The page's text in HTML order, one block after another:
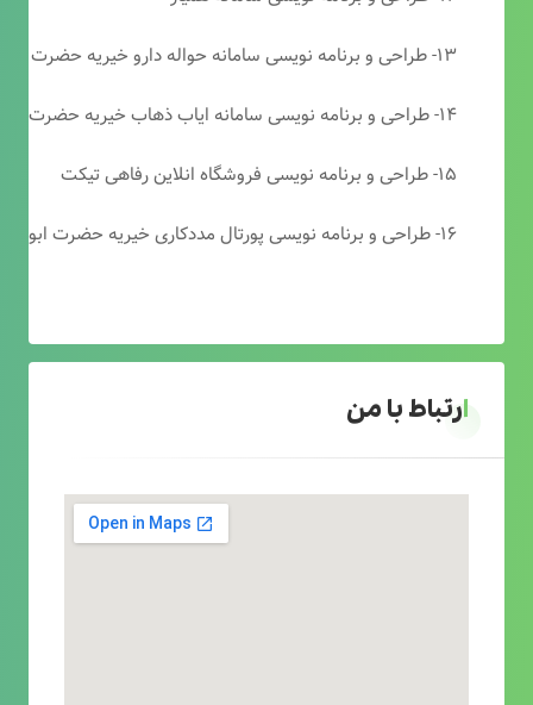
۱۳- طراحی و برنامه نویسی سامانه حواله دارو خیریه حضرت ابوالفضل (ع)
۱۴- طراحی و برنامه نویسی سامانه ایاب ذهاب خیریه حضرت ابوالفضل (ع)
۱۵- طراحی و برنامه نویسی فروشگاه انلاین رفاهی تیکت
۱۶- طراحی و برنامه نویسی پورتال مددکاری خیریه حضرت ابوالفضل (ع)
ارتباط با من